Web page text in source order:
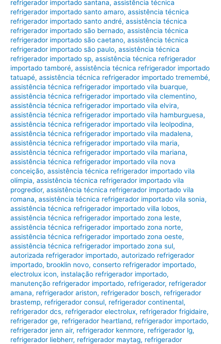
refrigerador importado santana,assistência técnica
refrigerador importado santo amaro,assistência técnica
refrigerador importado santo andré,assistência técnica
refrigerador importado são bernado,assistência técnica
refrigerador importado são caetano,assistência técnica
refrigerador importado são paulo,assistência técnica
refrigerador importado sp,assistência técnica refrigerador
importado tamboré,assistência técnica refrigerador importado
tatuapé,assistência técnica refrigerador importado tremembé,
assistência técnica refrigerador importado vila buarque,
assistência técnica refrigerador importado vila clementino,
assistência técnica refrigerador importado vila elvira,
assistência técnica refrigerador importado vila hamburguesa,
assistência técnica refrigerador importado vila leolpodina,
assistência técnica refrigerador importado vila madalena,
assistência técnica refrigerador importado vila maria,
assistência técnica refrigerador importado vila mariana,
assistência técnica refrigerador importado vila nova
conceição,assistência técnica refrigerador importado vila
olímpia,assistência técnica refrigerador importado vila
progredior,assistência técnica refrigerador importado vila
romana,assistência técnica refrigerador importado vila sonia,
assistência técnica refrigerador importado villa lobos,
assistência técnica refrigerador importado zona leste,
assistência técnica refrigerador importado zona norte,
assistência técnica refrigerador importado zona oeste,
assistência técnica refrigerador importado zona sul,
autorizada refrigerador importado,autorizado refrigerador
importado, brooklin novo,conserto refrigerador importado,
electrolux icon, instalação refrigerador importado,
manutenção refrigerador importado, refrigerador, refrigerador
amana, refrigerador ariston, refrigerador bosch, refrigerador
brastemp, refrigerador consul, refrigerador continental,
refrigerador dcs, refrigerador electrolux, refrigerador frigidaire,
refrigerador ge, refrigerador heartland, refrigerador importado,
refrigerador jenn air, refrigerador kenmore, refrigerador lg,
refrigerador liebherr, refrigerador maytag, refrigerador